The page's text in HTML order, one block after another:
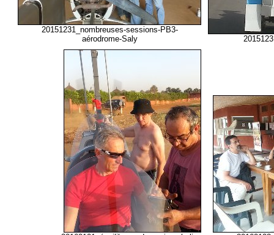
20151231_nombreuses-sessions-PB3-
aérodrome-Saly